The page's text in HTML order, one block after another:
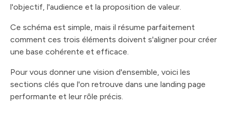
l'objectif, l'audience et la proposition de valeur.
Ce schéma est simple, mais il résume parfaitement
comment ces trois éléments doivent s'aligner pour créer
une base cohérente et efficace.
Pour vous donner une vision d'ensemble, voici les
sections clés que l'on retrouve dans une landing page
performante et leur rôle précis.